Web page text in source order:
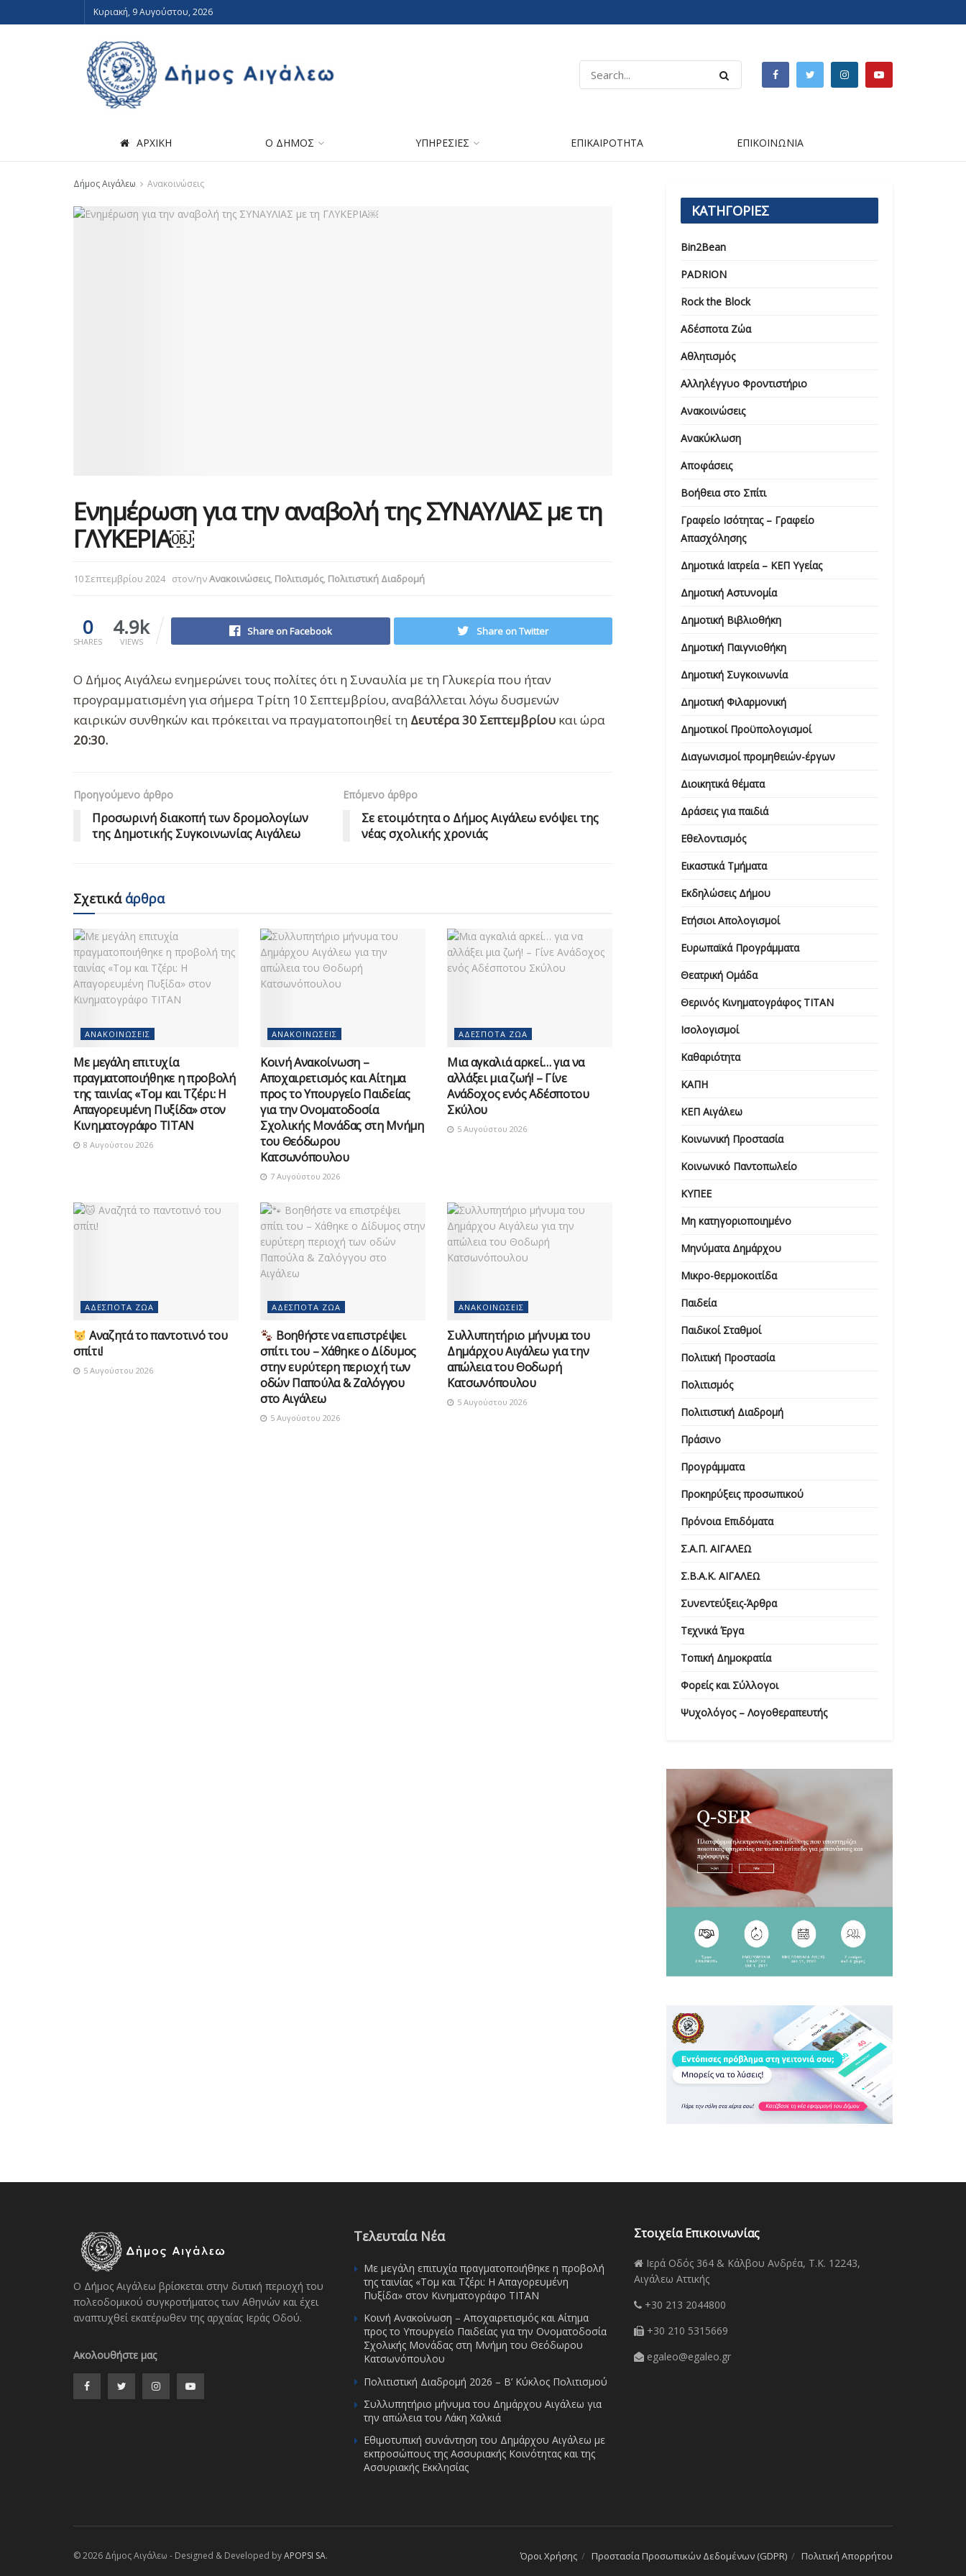
Κυριακή, 9 Αυγούστου, 2026
ΑΡΧΙΚΗ Ο ΔΗΜΟΣ ΥΠΗΡΕΣΙΕΣ ΕΠΙΚΑΙΡΟΤΗΤΑ ΕΠΙΚΟΙΝΩΝΙΑ
Δήμος Αιγάλεω Ανακοινώσεις
Ενημέρωση για την αναβολή της ΣΥΝΑΥΛΙΑΣ με τη
ΓΛΥΚΕΡΙA￼
10 Σεπτεμβρίου 2024 στον/ηνΑνακοινώσεις, Πολιτισμός, Πολιτιστική Διαδρομή
0
SHARES
4.9k
VIEWS
Share on Facebook Share on Twitter
Ο Δήμος Αιγάλεω ενημερώνει τους πολίτες ότι η Συναυλία με τη Γλυκερία που ήταν
προγραμματισμένη για σήμερα Τρίτη 10 Σεπτεμβρίου, αναβάλλεται λόγω δυσμενών
καιρικών συνθηκών και πρόκειται να πραγματοποιηθεί τη Δευτέρα 30 Σεπτεμβρίου και ώρα
20:30.
Προηγούμενο άρθρο
Προσωρινή διακοπή των δρομολογίων
της Δημοτικής Συγκοινωνίας Αιγάλεω
Επόμενο άρθρο
Σε ετοιμότητα ο Δήμος Αιγάλεω ενόψει της
νέας σχολικής χρονιάς
Σχετικάάρθρα
ΑΝΑΚΟΙΝΏΣΕΙΣ
Με μεγάλη επιτυχία
πραγματοποιήθηκε η προβολή
της ταινίας «Τομ και Τζέρι: Η
Απαγορευμένη Πυξίδα» στον
Κινηματογράφο ΤΙΤΑΝ
8 Αυγούστου 2026
ΑΝΑΚΟΙΝΏΣΕΙΣ
Κοινή Ανακοίνωση –
Αποχαιρετισμός και Αίτημα
προς το Υπουργείο Παιδείας
για την Ονοματοδοσία
Σχολικής Μονάδας στη Μνήμη
του Θεόδωρου
Κατσωνόπουλου
7 Αυγούστου 2026
ΑΔΈΣΠΟΤΑ ΖΏΑ
Μια αγκαλιά αρκεί… για να
αλλάξει μια ζωή! – Γίνε
Ανάδοχος ενός Αδέσποτου
Σκύλου
5 Αυγούστου 2026
ΑΔΈΣΠΟΤΑ ΖΏΑ
Αναζητά το παντοτινό του
σπίτι!
5 Αυγούστου 2026
ΑΔΈΣΠΟΤΑ ΖΏΑ
Βοηθήστε να επιστρέψει
σπίτι του – Χάθηκε ο Δίδυμος
στην ευρύτερη περιοχή των
οδών Παπούλα & Ζαλόγγου
στο Αιγάλεω
5 Αυγούστου 2026
ΑΝΑΚΟΙΝΏΣΕΙΣ
Συλλυπητήριο μήνυμα του
Δημάρχου Αιγάλεω για την
απώλεια του Θοδωρή
Κατσωνόπουλου
5 Αυγούστου 2026
ΚΑΤΗΓΟΡΙΕΣ
Bin2Bean
PADRION
Rock the Block
Αδέσποτα Ζώα
Αθλητισμός
Αλληλέγγυο Φροντιστήριο
Ανακοινώσεις
Ανακύκλωση
Αποφάσεις
Βοήθεια στο Σπίτι
Γραφείο Ισότητας – Γραφείο
Απασχόλησης
Δημοτικά Ιατρεία – ΚΕΠ Υγείας
Δημοτική Αστυνομία
Δημοτική Βιβλιοθήκη
Δημοτική Παιγνιοθήκη
Δημοτική Συγκοινωνία
Δημοτική Φιλαρμονική
Δημοτικοί Προϋπολογισμοί
Διαγωνισμοί προμηθειών-έργων
Διοικητικά θέματα
Δράσεις για παιδιά
Εθελοντισμός
Εικαστικά Τμήματα
Εκδηλώσεις Δήμου
Ετήσιοι Απολογισμοί
Ευρωπαϊκά Προγράμματα
Θεατρική Ομάδα
Θερινός Κινηματογράφος ΤΙΤΑΝ
Ισολογισμοί
Καθαριότητα
ΚΑΠΗ
ΚΕΠ Αιγάλεω
Κοινωνική Προστασία
Κοινωνικό Παντοπωλείο
ΚΥΠΕΕ
Μη κατηγοριοποιημένο
Μηνύματα Δημάρχου
Μικρο-θερμοκοιτίδα
Παιδεία
Παιδικοί Σταθμοί
Πολιτική Προστασία
Πολιτισμός
Πολιτιστική Διαδρομή
Πράσινο
Προγράμματα
Προκηρύξεις προσωπικού
Πρόνοια Επιδόματα
Σ.Α.Π. ΑΙΓΑΛΕΩ
Σ.Β.Α.Κ. ΑΙΓΑΛΕΩ
Συνεντεύξεις-Άρθρα
Τεχνικά Έργα
Τοπική Δημοκρατία
Φορείς και Σύλλογοι
Ψυχολόγος – Λογοθεραπευτής
Ο Δήμος Αιγάλεω βρίσκεται στην δυτική περιοχή του
πολεοδομικού συγκροτήματος των Αθηνών και έχει
αναπτυχθεί εκατέρωθεν της αρχαίας Ιεράς Οδού.
Ακολουθήστε μας
Τελευταία Νέα
Με μεγάλη επιτυχία πραγματοποιήθηκε η προβολή
της ταινίας «Τομ και Τζέρι: Η Απαγορευμένη
Πυξίδα» στον Κινηματογράφο ΤΙΤΑΝ
Κοινή Ανακοίνωση – Αποχαιρετισμός και Αίτημα
προς το Υπουργείο Παιδείας για την Ονοματοδοσία
Σχολικής Μονάδας στη Μνήμη του Θεόδωρου
Κατσωνόπουλου
Πολιτιστική Διαδρομή 2026 – Β’ Κύκλος Πολιτισμού
Συλλυπητήριο μήνυμα του Δημάρχου Αιγάλεω για
την απώλεια του Λάκη Χαλκιά
Εθιμοτυπική συνάντηση του Δημάρχου Αιγάλεω με
εκπροσώπους της Ασσυριακής Κοινότητας και της
Ασσυριακής Εκκλησίας
Στοιχεία Επικοινωνίας
Ιερά Οδός 364 & Κάλβου Ανδρέα, Τ.Κ. 12243,
Αιγάλεω Αττικής
+30 213 2044800
+30 210 5315669
egaleo@egaleo.gr
Όροι Χρήσης Προστασία Προσωπικών Δεδομένων (GDPR) Πολιτική Απορρήτου
© 2026 Δήμος Αιγάλεω - Designed & Developed byAPOPSI SA.